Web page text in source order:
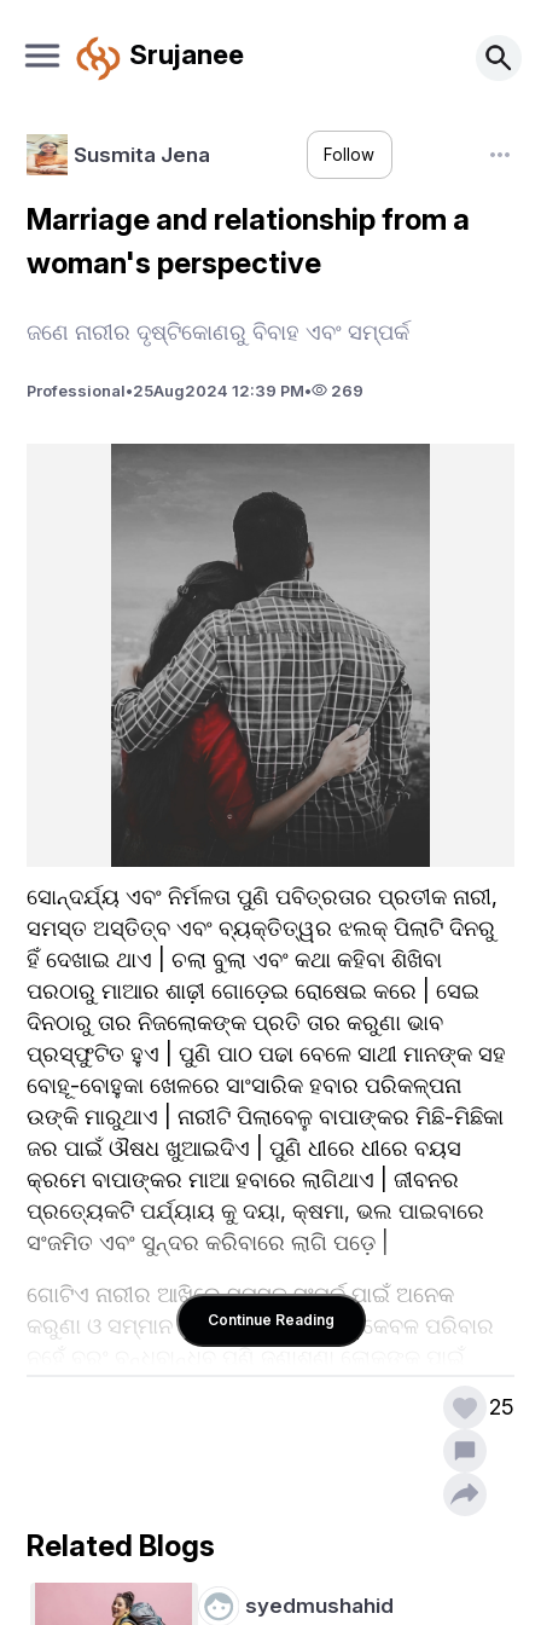
Srujanee
Susmita Jena Follow
Marriage and relationship from a
woman's perspective
ଜଣେ ନାରୀର ଦୃଷ୍ଟିକୋଣରୁ ବିବାହ ଏବଂ ସମ୍ପର୍କ
Professional•25Aug2024 12:39 PM• 269
ସୋନ୍ଦର୍ଯ୍ୟ ଏବଂ ନିର୍ମଳତା ପୁଣି ପବିତ୍ରତାର ପ୍ରତୀକ ନାରୀ,
ସମସ୍ତ ଅସ୍ତିତ୍ବ ଏବଂ ବ୍ୟକ୍ତିତ୍ୱର ଝଲକ୍ ପିଲାଟି ଦିନରୁ
ହିଁ ଦେଖାଇ ଥାଏ | ଚଲା ବୁଲା ଏବଂ କଥା କହିବା ଶିଖିବା
ପରଠାରୁ ମାଆର ଶାଢ଼ୀ ଗୋଡ଼େଇ ରୋଷେଇ କରେ | ସେଇ
ଦିନଠାରୁ ତାର ନିଜଲୋକଙ୍କ ପ୍ରତି ତାର କରୁଣା ଭାବ
ପ୍ରସ୍ଫୁଟିତ ହୁଏ | ପୁଣି ପାଠ ପଢା ବେଳେ ସାଥୀ ମାନଙ୍କ ସହ
ବୋହୂ-ବୋହୁକା ଖେଳରେ ସାଂସାରିକ ହବାର ପରିକଳ୍ପନା
ଉଙ୍କି ମାରୁଥାଏ | ନାରୀଟି ପିଲାବେଳୁ ବାପାଙ୍କର ମିଛି-ମିଛିକା
ଜର ପାଇଁ ଔଷଧ ଖୁଆଇଦିଏ | ପୁଣି ଧୀରେ ଧୀରେ ବୟସ
କ୍ରମେ ବାପାଙ୍କର ମାଆ ହବାରେ ଲାଗିଥାଏ | ଜୀବନର
ପ୍ରତ୍ୟେକଟି ପର୍ଯ୍ୟାୟ କୁ ଦୟା, କ୍ଷମା, ଭଲ ପାଇବାରେ
ସଂଜମିତ ଏବଂ ସୁନ୍ଦର କରିବାରେ ଲାଗି ପଡ଼େ |
ଗୋଟିଏ ନାରୀର ଆଖିରେ ସମସ୍ତ ସଂପର୍କ ପାଇଁ ଅନେକ
କରୁଣା ଓ ସମ୍ମାନ ଭାରି ହୋଇ ରହିଥାଏ | କେବଳ ପରିବାର
ସମ୍ମାନ ଏବଂ ବିଶ୍ୱାସ ଆଶା କରେ | ପରିବାର ରେ ଅନ୍ୟ
ପୁରୁଷ ବ୍ୟକ୍ତିତ୍ଵ ସମତୁଲ ସମ୍ମାନ ଆଶା କରେ | ପୁଣି
ଜିବାନଚର୍ଯ୍ୟା ହଉ କିମ୍ବା ଜୀବନର କିଛି ମହତ୍ତ୍ୱପୂର୍ଣ୍ଣ
ସମ୍ବେଦନଶୀଳତା ଆଶା କରେ | ଏହାସହ ବନ୍ଧୁବାନ୍ଧବଙ୍କ
ତୁଚ୍ଛା ଟାହିଟାପରା ପୁଣି ସମାଜର ଭ୍ରାନ୍ତ ଧାରଣା ଠାରୁ ମଧ୍ୟ
ମୁକ୍ତ ହେବାକୁ ଆଶା କରେ | ହେଲେ ଗୁରୁତ୍ୱପୂର୍ଣ୍ଣ କଥା ଏହା
Continue Reading
25
Related Blogs
syedmushahid